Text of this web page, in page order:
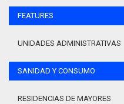
FEATURES
UNIDADES ADMINISTRATIVAS
SANIDAD Y CONSUMO
RESIDENCIAS DE MAYORES